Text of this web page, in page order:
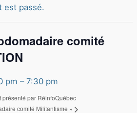
est passé.
comité
pm – 7:30 pm
présenté par RéinfoQuébec
comité Militantisme »